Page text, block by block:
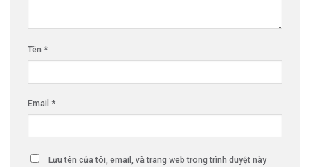
Tên *
Email *
Lưu tên của tôi, email, và trang web trong trình duyệt này